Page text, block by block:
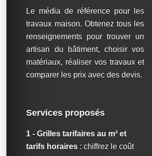
Le média de référence pour les
travaux maison. Obtenez tous les
renseignements pour trouver un
artisan du bâtiment, choisir vos
matériaux, réaliser vos travaux et
comparer les prix avec des devis.
Services proposés
1 - Grilles tarifaires au m² et
tarifs horaires : chiffrez le coût